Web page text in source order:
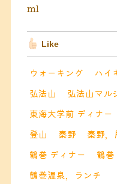
ml
Like
ウォーキング ハイ
弘法山
弘法山マル
東海大学前 ディナー
登山
秦野 秦野，
鶴巻 ディナー
鶴巻
鶴巻温泉，ランチ